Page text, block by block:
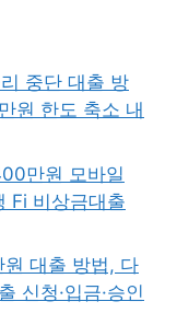
중단 대출 방
원 한도 축소 내
만원 모바일
Fi 비상금대출
대출 방법, 다
신청·입금·승인